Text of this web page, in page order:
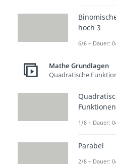
Kandidat
verbirgt.
gewinnen.
beiden
daher
Hat sich
Türen
hoch 3
6/6 – Dauer:
Mathe Grundlagen
Quadratische
Funktionen
1/8 – Dauer:
Parabel
2/8 – Dauer: